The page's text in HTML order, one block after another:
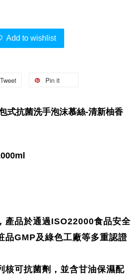
Add to wishlist
Tweet Pin it
式抗菌洗手泡沫慕絲-清新柚香
產品於通過ISO22000食品安全
品GMP及綠色工廠等多重認證
核可抗菌劑，並含甘油保濕配